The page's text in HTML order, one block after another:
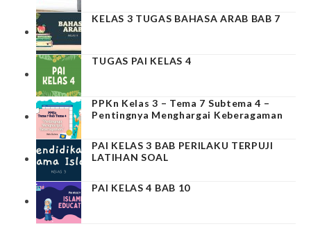
KELAS 3 TUGAS BAHASA ARAB BAB 7
TUGAS PAI KELAS 4
PPKn Kelas 3 – Tema 7 Subtema 4 –
Pentingnya Menghargai Keberagaman
PAI KELAS 3 BAB PERILAKU TERPUJI
LATIHAN SOAL
PAI KELAS 4 BAB 10